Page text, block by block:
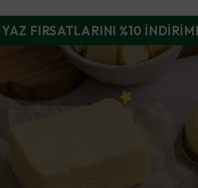
YAZ FIRSATLARINI %10